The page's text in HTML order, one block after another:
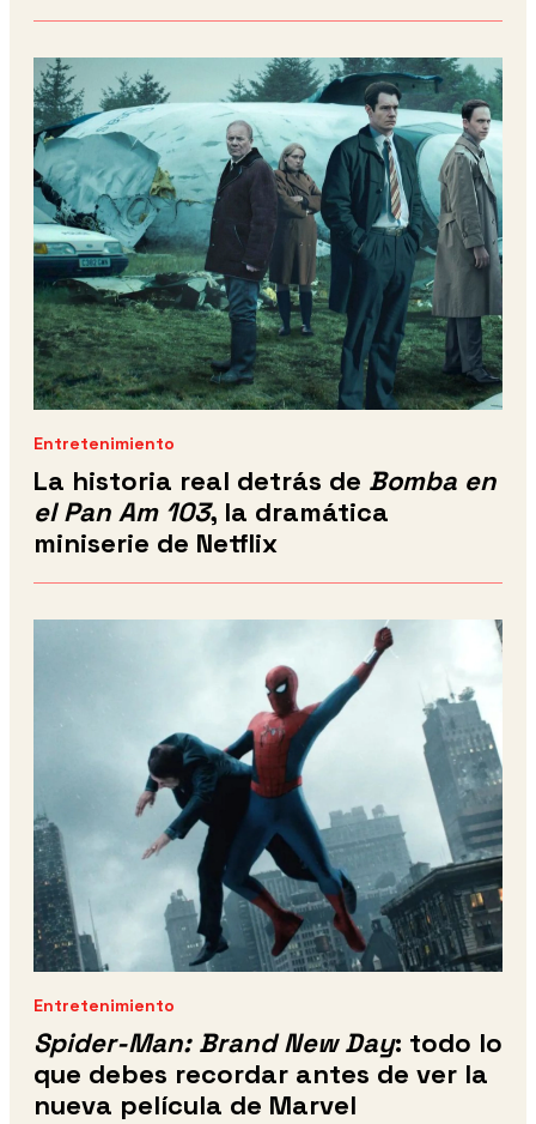
Entretenimiento
La historia real detrás de Bomba en
el Pan Am 103, la dramática
miniserie de Netflix
Entretenimiento
Spider-Man: Brand New Day: todo lo
que debes recordar antes de ver la
nueva película de Marvel